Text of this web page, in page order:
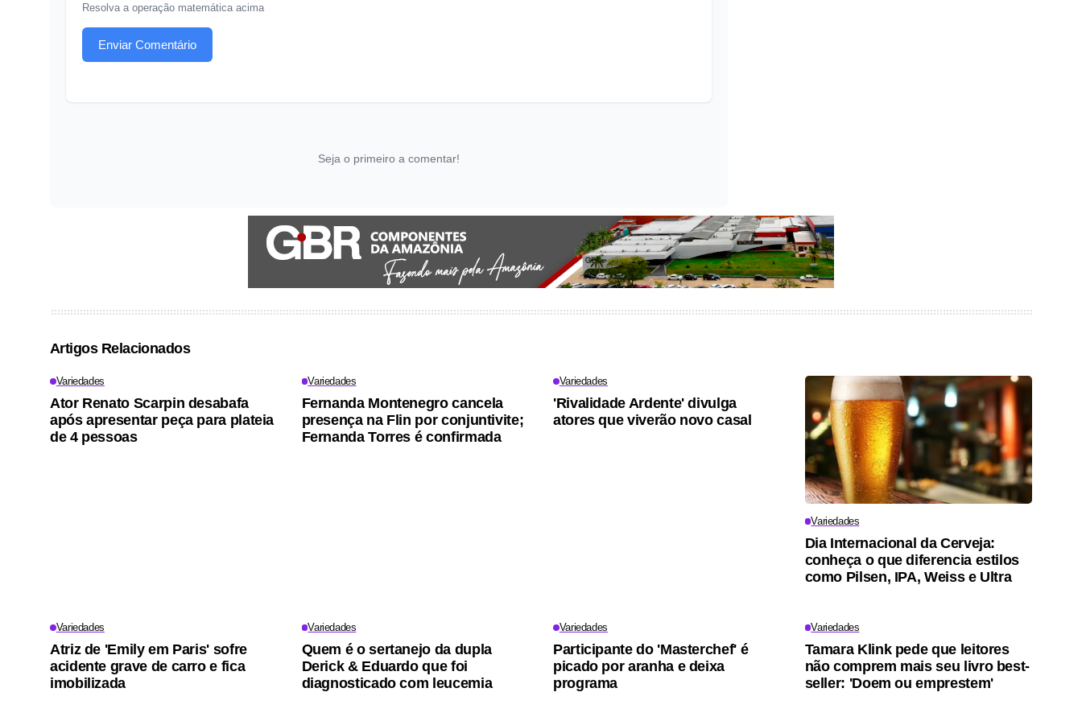
Resolva a operação matemática acima
Enviar Comentário
Seja o primeiro a comentar!
Artigos Relacionados
Variedades
Ator Renato Scarpin desabafa
após apresentar peça para plateia
de 4 pessoas
Variedades
Fernanda Montenegro cancela
presença na Flin por conjuntivite;
Fernanda Torres é confirmada
Variedades
'Rivalidade Ardente' divulga
atores que viverão novo casal
Variedades
Dia Internacional da Cerveja:
conheça o que diferencia estilos
como Pilsen, IPA, Weiss e Ultra
Variedades
Atriz de 'Emily em Paris' sofre
acidente grave de carro e fica
imobilizada
Variedades
Quem é o sertanejo da dupla
Derick & Eduardo que foi
diagnosticado com leucemia
Variedades
Participante do 'Masterchef' é
picado por aranha e deixa
programa
Variedades
Tamara Klink pede que leitores
não comprem mais seu livro best-
seller: 'Doem ou emprestem'